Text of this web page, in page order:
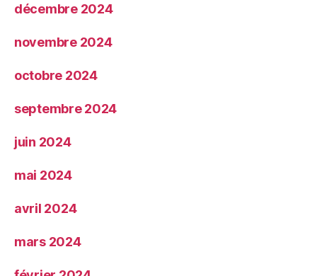
décembre 2024
novembre 2024
octobre 2024
septembre 2024
juin 2024
mai 2024
avril 2024
mars 2024